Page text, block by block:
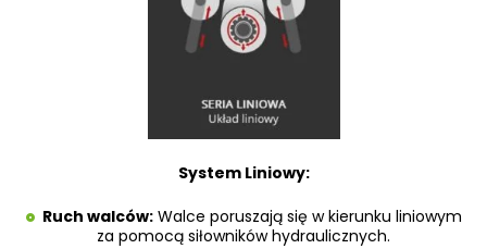
System Liniowy:
Ruch walców:Walce poruszają się w kierunku liniowym
za pomocą siłowników hydraulicznych.